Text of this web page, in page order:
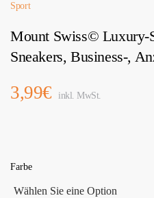
Sport
Mount Swiss© Luxury-
Sneakers, Business-,
3,99€ inkl. MwSt.
Farbe